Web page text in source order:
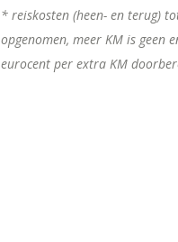
* reiskosten (heen- en terug)
opgenomen, meer KM is geen
eurocent per extra KM